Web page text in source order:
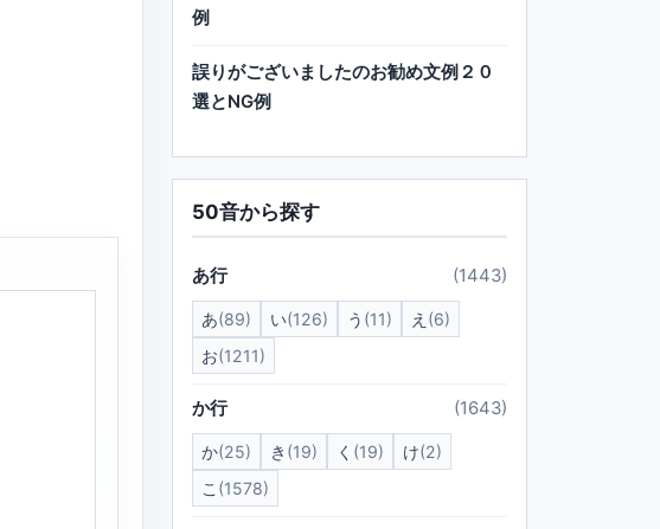
例
誤りがございましたのお勧め文例２０
選とNG例
50音から探す
あ行 (1443)
あ(89) い(126) う (11) え (6)
お(1211)
か行 (1643)
か(25) き (19) く (19) け(2)
こ (1578)